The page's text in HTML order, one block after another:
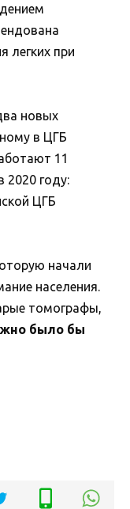
легких при
новых
в ЦГБ
11
2020 году:
ЦГБ
начали
населения.
томографы,
было бы